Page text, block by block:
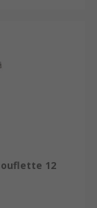
12